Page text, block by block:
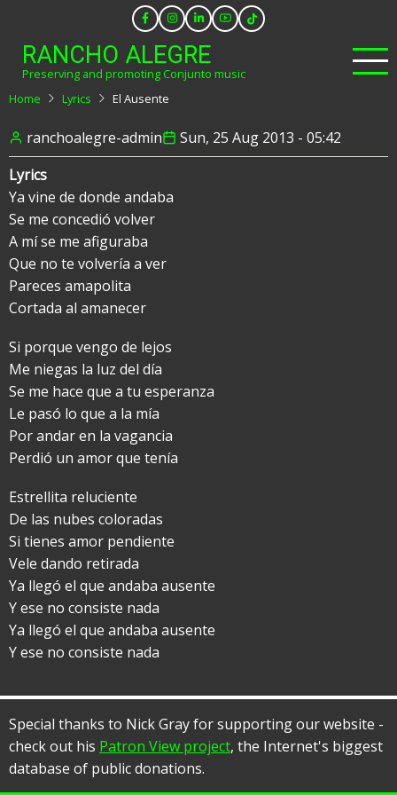
main
content
RANCHO ALEGRE
Preserving and promoting Conjunto music
Home
Lyrics El Ausente
ranchoalegre-admin
Sun, 25 Aug 2013 - 05:42
Lyrics
Ya vine de donde andaba
Se me concedió volver
A mí se me afiguraba
Que no te volvería a ver
Pareces amapolita
Cortada al amanecer
Si porque vengo de lejos
Me niegas la luz del día
Se me hace que a tu esperanza
Le pasó lo que a la mía
Por andar en la vagancia
Perdió un amor que tenía
Estrellita reluciente
De las nubes coloradas
Si tienes amor pendiente
Vele dando retirada
Ya llegó el que andaba ausente
Y ese no consiste nada
Ya llegó el que andaba ausente
Y ese no consiste nada
Special thanks to Nick Gray for supporting our website -
check out his Patron View project, the Internet's biggest
database of public donations.